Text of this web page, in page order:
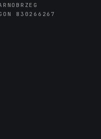
830266267